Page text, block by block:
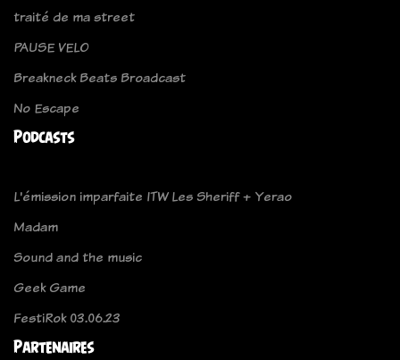
traité de ma street
PAUSE VELO
Breakneck Beats Broadcast
No Escape
Podcasts
L'émission imparfaite ITW Les Sheriff + Yerao
Madam
Sound and the music
Geek Game
FestiRok 03.06.23
Partenaires